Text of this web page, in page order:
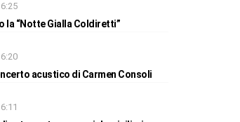
la “Notte Gialla Coldiretti”
acustico di Carmen Consoli